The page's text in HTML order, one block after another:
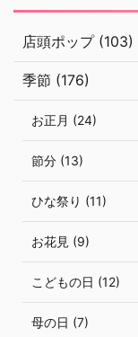
店頭ポップ (103)
季節 (176)
お正月 (24)
節分 (13)
ひな祭り (11)
お花見 (9)
こどもの日 (12)
母の日 (7)